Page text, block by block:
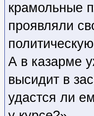
крамольные
проявляли
А в казарме
высидит в
удастся ли